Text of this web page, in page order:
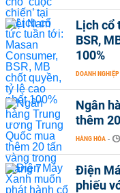
Lịch cổ
BSR,
100%
DOANH NGHIỆP
Ngân
thêm
HÀNG HÓA -
Điện
phiếu